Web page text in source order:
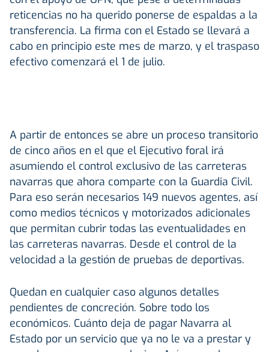
reticencias no ha querido ponerse de espaldas a la
transferencia. La firma con el Estado se llevará a
cabo en principio este mes de marzo, y el traspaso
efectivo comenzará el 1 de julio.
A partir de entonces se abre un proceso transitorio
de cinco años en el que el Ejecutivo foral irá
asumiendo el control exclusivo de las carreteras
navarras que ahora comparte con la Guardia Civil.
Para eso serán necesarios 149 nuevos agentes, así
como medios técnicos y motorizados adicionales
que permitan cubrir todas las eventualidades en
las carreteras navarras. Desde el control de la
velocidad a la gestión de pruebas de deportivas.
Quedan en cualquier caso algunos detalles
pendientes de concreción. Sobre todo los
económicos. Cuánto deja de pagar Navarra al
Estado por un servicio que ya no le va a prestar y